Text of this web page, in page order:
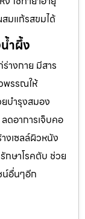
มแก้รสขมได้
ำผึ้ง
างกาย มีสาร
พรรณให้
บำรุงสมอง
ดอาการเจ็บคอ
งเซลล์ผิวหนัง
กษาโรคตับ ช่วย
น์อื่นๆอีก